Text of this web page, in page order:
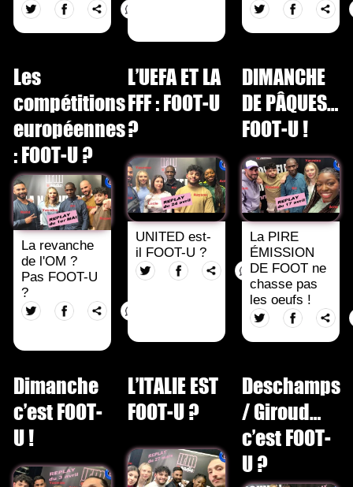
Les
compétitions
européennes
: FOOT-U ?
La revanche
de l'OM ?
Pas FOOT-U
?
L’UEFA ET LA
FFF : FOOT-U
?
UNITED est-
il FOOT-U ?
DIMANCHE
DE PÂQUES…
FOOT-U !
La PIRE
ÉMISSION
DE FOOT ne
chasse pas
les oeufs !
Dimanche
c’est FOOT-
U !
L’ITALIE EST
FOOT-U ?
Deschamps
/ Giroud…
c’est FOOT-
U ?